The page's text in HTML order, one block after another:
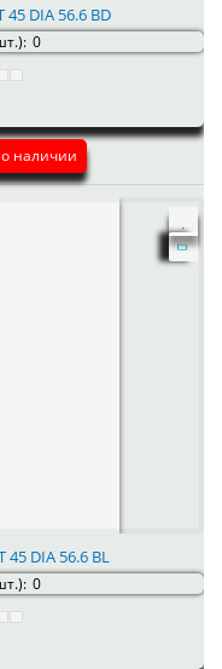
45 DIA 56.6 BD
0
наличии
45 DIA 56.6 BL
0